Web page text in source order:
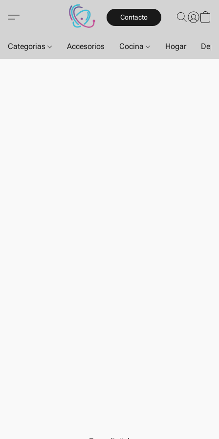
Contacto
Categorias Accesorios Cocina Hogar